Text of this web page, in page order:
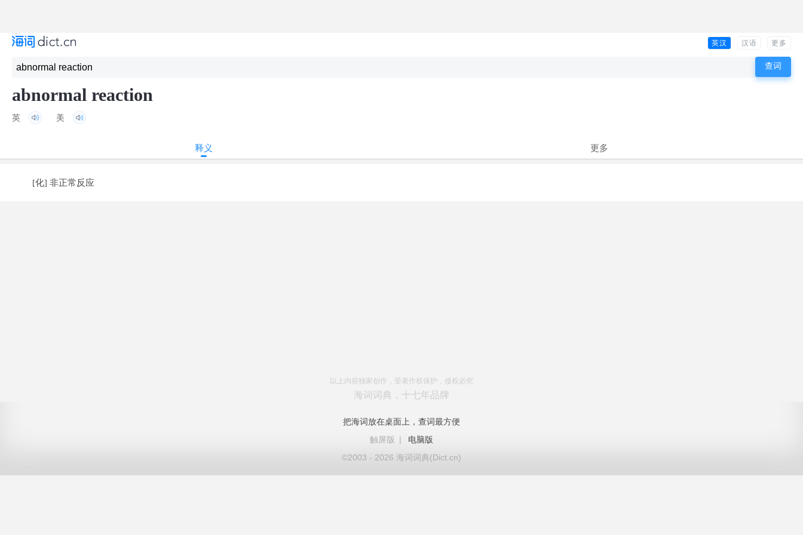
英汉 汉语 更多
abnormal reaction
英 美
释义 更多
[化] 非正常反应
以上内容独家创作，受著作权保护，侵权必究
海词词典，十七年品牌
把海词放在桌面上，查词最方便
触屏版
|
电脑版
©2003 - 2026 海词词典(Dict.cn)